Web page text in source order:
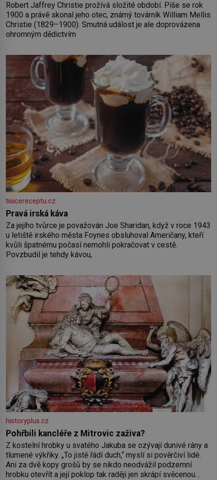
Robert Jaffrey Christie prožívá složité období. Píše se rok
1900 a právě skonal jeho otec, známý továrník William Mellis
Christie (1829–1900). Smutná událost je ale doprovázena
ohromným dědictvím
tisicereceptu.cz
Pravá irská káva
Za jejího tvůrce je považován Joe Sharidan, když v roce 1943
u letiště irského města Foynes obsluhoval Američany, kteří
kvůli špatnému počasí nemohli pokračovat v cestě.
Povzbudil je tehdy kávou,
historyplus.cz
Pohřbili kancléře z Mitrovic zaživa?
Z kostelní hrobky u svatého Jakuba se ozývají dunivé rány a
tlumené výkřiky. „To jistě řádí duch,“ myslí si pověrčiví lidé.
Ani za dvě kopy grošů by se nikdo neodvážil podzemní
hrobku otevřít a její poklop tak raději jen skrápí svěcenou